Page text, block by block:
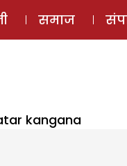
समाज
kangana